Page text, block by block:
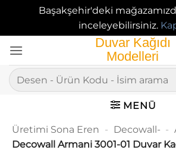
Başakşehir'deki
inceleyebilirsiniz.
atla
Ara:
MENÜ
Üretimi Sona Eren - Decowall- -
Decowall Armani 3001-01 Duvar